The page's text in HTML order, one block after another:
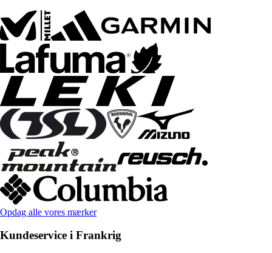
Opdag alle vores mærker
Kundeservice i Frankrig